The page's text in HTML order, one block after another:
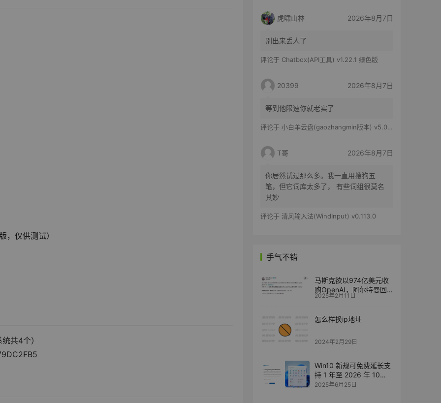
，仅供测试）
共4个）
虎啸山林 2026年8月7日
别出来丢人了
评论于 Chatbox(API工具) v1.22.1 绿色版
20399 2026年8月7日
等到他限速你就老实了
评论于 小白羊云盘(gaozhangmin版本) v5.0.14
T哥 2026年8月7日
你居然试过那么多。我一直用搜狗五
笔，但它词库太多了， 有些词组很莫名
其妙
评论于 清风输入法(WindInput) v0.113.0
手气不错
马斯克欲以974亿美元收
购OpenAI，阿尔特曼回
应“不卖”并反提收购推特
2025年2月11日
怎么样换ip地址
2024年2月29日
Win10 新规可免费延长支
持 1 年至 2026 年 10
月：同步微软账号设置
2025年6月25日